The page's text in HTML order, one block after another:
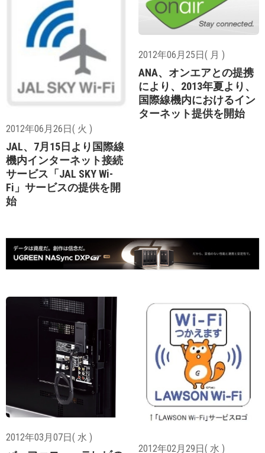
2012年06月26日( 火 )
JAL、7月15日より国際線
機内インターネット接続
サービス「JAL SKY Wi-
Fi」サービスの提供を開
始
2012年06月25日( 月 )
ANA、オンエアとの提携
により、2013年夏より、
国際線機内におけるイン
ターネット提供を開始
2012年03月07日( 水 )
2012年02月29日( 水 )